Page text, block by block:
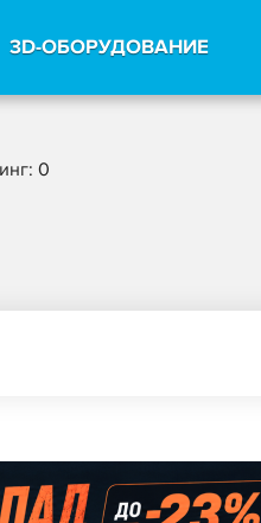
3D-ОБОРУДОВАНИЕ
0